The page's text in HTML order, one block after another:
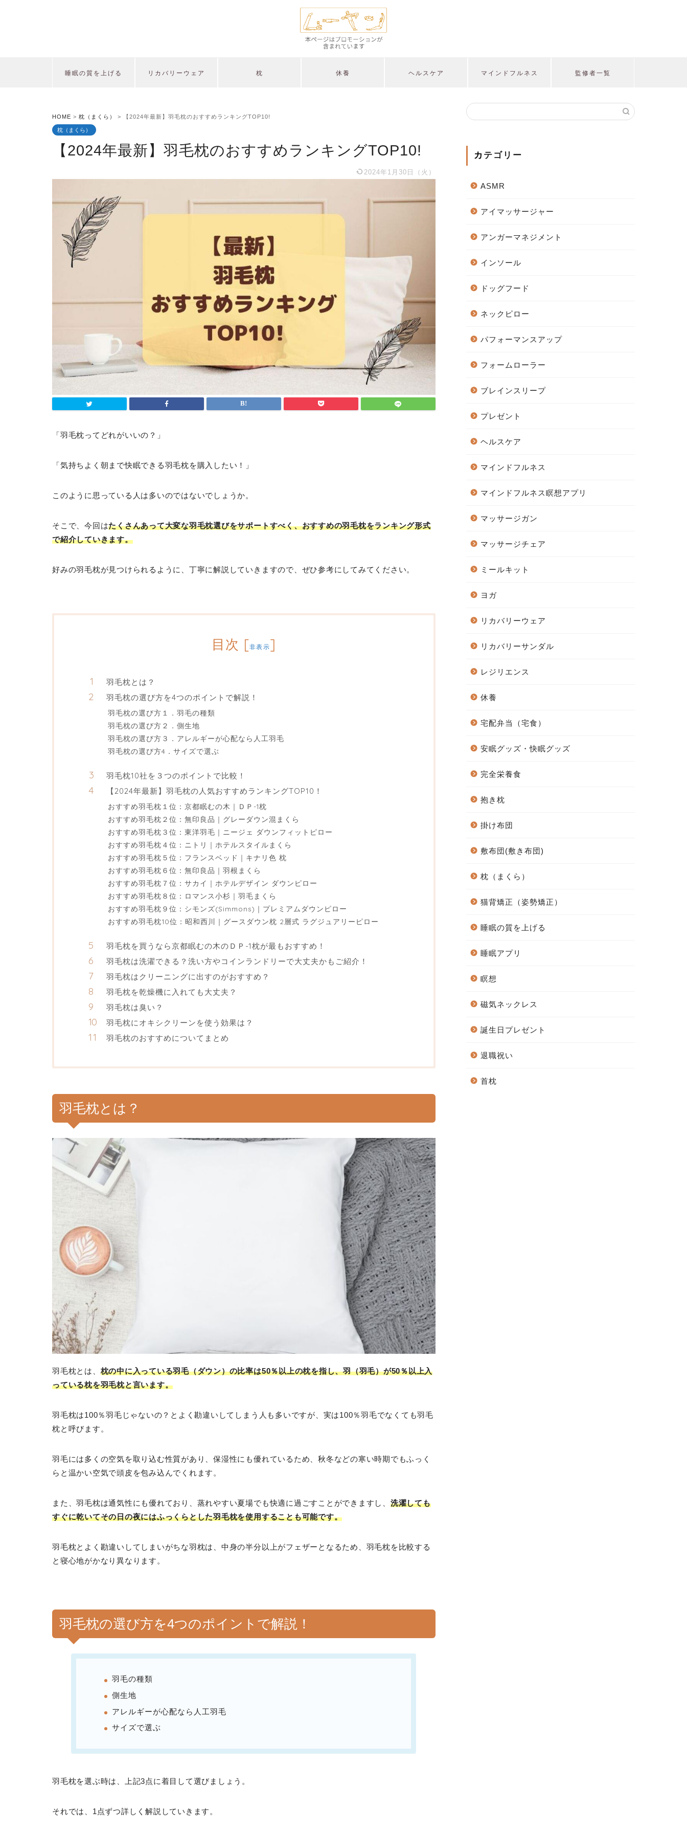
睡眠の質を上げる リカバリーウェア 枕 休養 ヘルスケア マインドフルネス 監修者一覧
HOME > 枕（まくら） > 【2024年最新】羽毛枕のおすすめランキングTOP10!
枕（まくら）
【2024年最新】羽毛枕のおすすめランキングTOP10!
2024年1月30日（火）
「羽毛枕ってどれがいいの？」
「気持ちよく朝まで快眠できる羽毛枕を購入したい！」
このように思っている人は多いのではないでしょうか。
そこで、今回はたくさんあって大変な羽毛枕選びをサポートすべく、おすすめの羽毛枕をランキング形式
で紹介していきます。
好みの羽毛枕が見つけられるように、丁寧に解説していきますので、ぜひ参考にしてみてください。
目次 [非表示]
羽毛枕とは？
羽毛枕の選び方を4つのポイントで解説！
羽毛枕の選び方１．羽毛の種類
羽毛枕の選び方２．側生地
羽毛枕の選び方３．アレルギーが心配なら人工羽毛
羽毛枕の選び方4．サイズで選ぶ
羽毛枕10社を３つのポイントで比較！
【2024年最新】羽毛枕の人気おすすめランキングTOP10！
おすすめ羽毛枕１位：京都眠むの木｜ＤＰ-1枕
おすすめ羽毛枕２位：無印良品｜グレーダウン混まくら
おすすめ羽毛枕３位：東洋羽毛｜ニージェ ダウンフィットピロー
おすすめ羽毛枕４位：ニトリ｜ホテルスタイルまくら
おすすめ羽毛枕５位：フランスベッド｜キナリ色 枕
おすすめ羽毛枕６位：無印良品｜羽根まくら
おすすめ羽毛枕７位：サカイ｜ホテルデザイン ダウンピロー
おすすめ羽毛枕８位：ロマンス小杉｜羽毛まくら
おすすめ羽毛枕９位：シモンズ(Simmons)｜プレミアムダウンピロー
おすすめ羽毛枕10位：昭和西川｜グースダウン枕 2層式 ラグジュアリーピロー
羽毛枕を買うなら京都眠むの木のＤＰ-1枕が最もおすすめ！
羽毛枕は洗濯できる？洗い方やコインランドリーで大丈夫かもご紹介！
羽毛枕はクリーニングに出すのがおすすめ？
羽毛枕を乾燥機に入れても大丈夫？
羽毛枕は臭い？
羽毛枕にオキシクリーンを使う効果は？
羽毛枕のおすすめについてまとめ
羽毛枕とは？
羽毛枕とは、 枕の中に入っている羽毛（ダウン）の比率は50％以上の枕を指し、羽（羽毛）が50％以上入
っている枕を羽毛枕と言います。
羽毛枕は100％羽毛じゃないの？とよく勘違いしてしまう人も多いですが、実は100％羽毛でなくても羽毛
枕と呼びます。
羽毛には多くの空気を取り込む性質があり、保湿性にも優れているため、秋冬などの寒い時期でもふっく
らと温かい空気で頭皮を包み込んでくれます。
また、羽毛枕は通気性にも優れており、蒸れやすい夏場でも快適に過ごすことができますし、 洗濯しても
すぐに乾いてその日の夜にはふっくらとした羽毛枕を使用することも可能です。
羽毛枕とよく勘違いしてしまいがちな羽枕は、中身の半分以上がフェザーとなるため、羽毛枕を比較する
と寝心地がかなり異なります。
羽毛枕の選び方を4つのポイントで解説！
羽毛の種類
側生地
アレルギーが心配なら人工羽毛
サイズで選ぶ
羽毛枕を選ぶ時は、上記3点に着目して選びましょう。
それでは、1点ずつ詳しく解説していきます。
カテゴリー
ASMR
アイマッサージャー
アンガーマネジメント
インソール
ドッグフード
ネックピロー
パフォーマンスアップ
フォームローラー
ブレインスリープ
プレゼント
ヘルスケア
マインドフルネス
マインドフルネス瞑想アプリ
マッサージガン
マッサージチェア
ミールキット
ヨガ
リカバリーウェア
リカバリーサンダル
レジリエンス
休養
宅配弁当（宅食）
安眠グッズ・快眠グッズ
完全栄養食
抱き枕
掛け布団
敷布団(敷き布団)
枕（まくら）
猫背矯正（姿勢矯正）
睡眠の質を上げる
睡眠アプリ
瞑想
磁気ネックレス
誕生日プレゼント
退職祝い
首枕